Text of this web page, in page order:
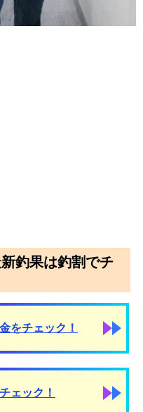
釣果は釣割でチ
をチェック！
ェック！